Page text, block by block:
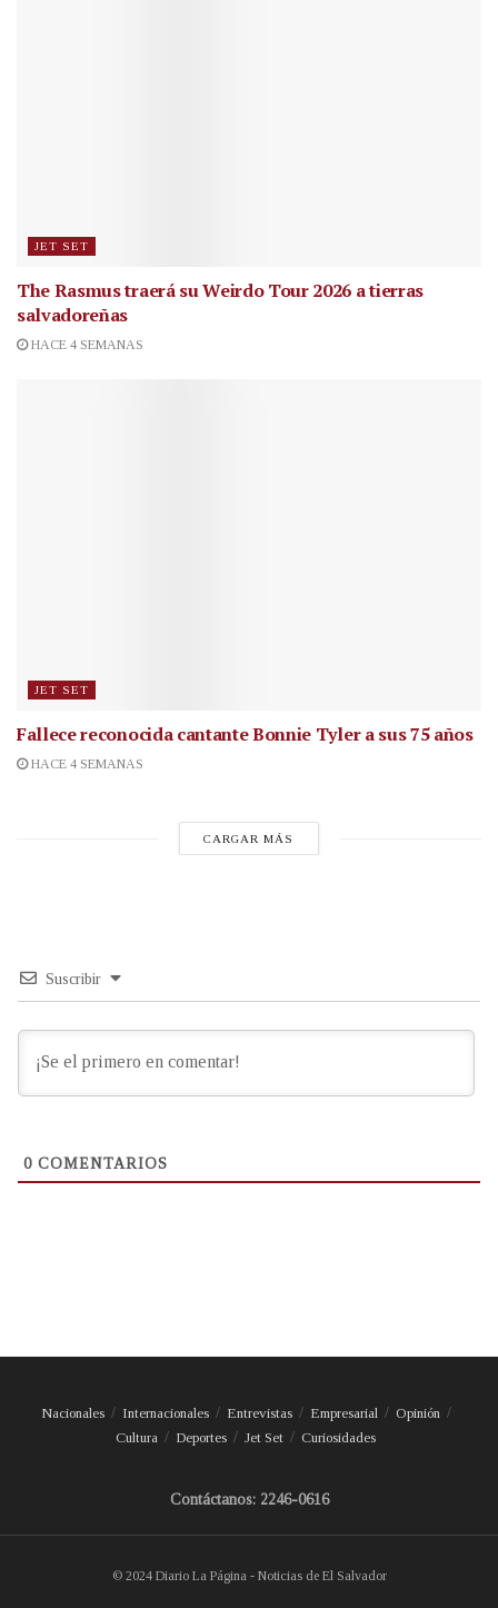
JET SET
The Rasmus traerá su Weirdo Tour 2026 a tierras
salvadoreñas
HACE 4 SEMANAS
JET SET
Fallece reconocida cantanteBonnie Tyler a sus 75 años
HACE 4 SEMANAS
CARGAR MÁS
Suscribir
0 COMENTARIOS
Nacionales Internacionales Entrevistas Empresarial
Opinión
Cultura
Deportes Jet Set Curiosidades
Contáctanos: 2246-0616
© 2024 Diario La Página - Noticias de El Salvador